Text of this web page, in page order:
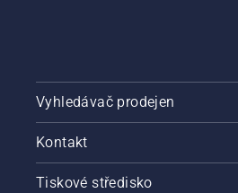
Vyhledávač prodejen
Kontakt
Tiskové středisko